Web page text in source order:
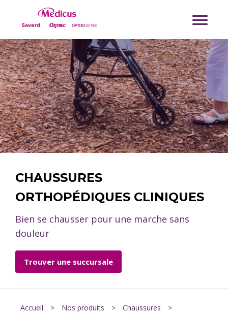
CHAUSSURES
ORTHOPÉDIQUES CLINIQUES
Bien se chausser pour une marche sans
douleur
Trouver une succursale
Accueil > Nos produits > Chaussures
>